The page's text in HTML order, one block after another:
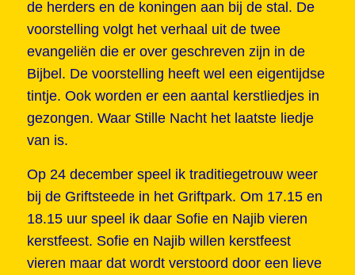
de herders en de koningen aan bij de stal. De
voorstelling volgt het verhaal uit de twee
evangeliën die er over geschreven zijn in de
Bijbel. De voorstelling heeft wel een eigentijdse
tintje. Ook worden er een aantal kerstliedjes in
gezongen. Waar Stille Nacht het laatste liedje
van is.
Op 24 december speel ik traditiegetrouw weer
bij de Griftsteede in het Griftpark. Om 17.15 en
18.15 uur speel ik daar Sofie en Najib vieren
kerstfeest. Sofie en Najib willen kerstfeest
vieren maar dat wordt verstoord door een lieve